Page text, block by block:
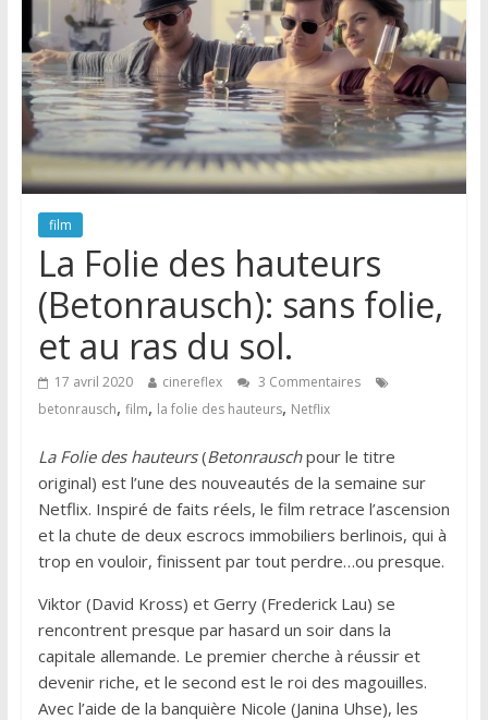
film
La Folie des hauteurs
(Betonrausch): sans folie,
et au ras du sol.
17 avril 2020 cinereflex
3 Commentaires
betonrausch, film, la folie des hauteurs, Netflix
La Folie des hauteurs(Betonrauschpour le titre
original) est l’une des nouveautés de la semaine sur
Netflix. Inspiré de faits réels, le film retrace l’ascension
et la chute de deux escrocs immobiliers berlinois, qui à
trop en vouloir, finissent par tout perdre…ou presque.
Viktor (David Kross) et Gerry (Frederick Lau) se
rencontrent presque par hasard un soir dans la
capitale allemande. Le premier cherche à réussir et
devenir riche, et le second est le roi des magouilles.
Avec l’aide de la banquière Nicole (Janina Uhse), les